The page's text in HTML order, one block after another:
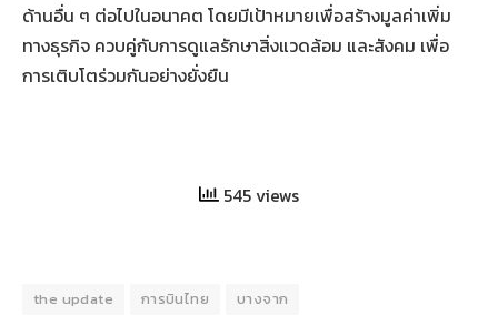
ด้านอื่น ๆ ต่อไปในอนาคต โดยมีเป้าหมายเพื่อสร้างมูลค่าเพิ่ม
ทางธุรกิจ ควบคู่กับการดูแลรักษาสิ่งแวดล้อม และสังคม เพื่อ
การเติบโตร่วมกันอย่างยั่งยืน
545 views
the update การบินไทย
บางจาก